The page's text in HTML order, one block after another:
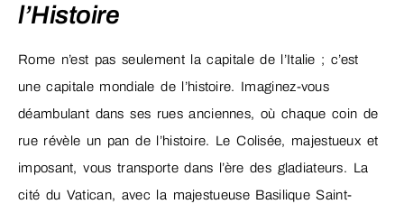
l’Histoire
Rome n’est pas seulement la capitale de l’Italie ; c’est
une capitale mondiale de l’histoire. Imaginez-vous
déambulant dans ses rues anciennes, où chaque coin de
rue révèle un pan de l’histoire. Le Colisée, majestueux et
imposant, vous transporte dans l’ère des gladiateurs. La
cité du Vatican, avec la majestueuse Basilique Saint-